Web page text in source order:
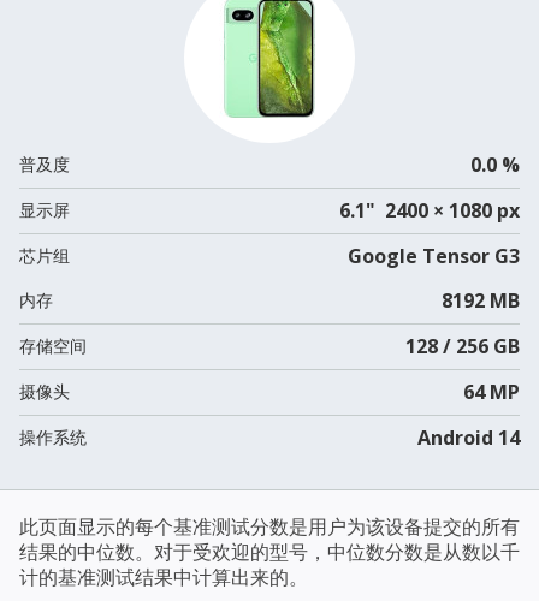
普及度 0.0 %
显示屏 6.1" 2400 × 1080 px
芯片组 Google Tensor G3
内存 8192 MB
存储空间 128 / 256 GB
摄像头 64 MP
操作系统 Android 14
此页面显示的每个基准测试分数是用户为该设备提交的所有
结果的中位数。对于受欢迎的型号，中位数分数是从数以千
计的基准测试结果中计算出来的。